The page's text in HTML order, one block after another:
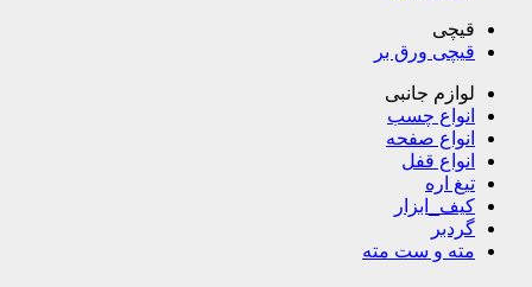
قیچی
قیچی ورق بر
لوازم جانبی
انواع چسب
انواع صفحه
انواع قفل
تیغ اره
کیف_ابزار
گردبر
مته و ست مته